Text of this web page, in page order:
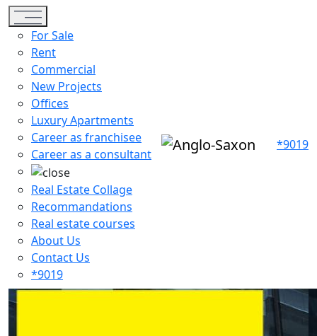
Toggle navigation
For Sale
Rent
Commercial
New Projects
Offices
Luxury Apartments
Career as franchisee
Career as a consultant
Real Estate Collage
Recommandations
Real estate courses
About Us
Contact Us
*9019
*9019